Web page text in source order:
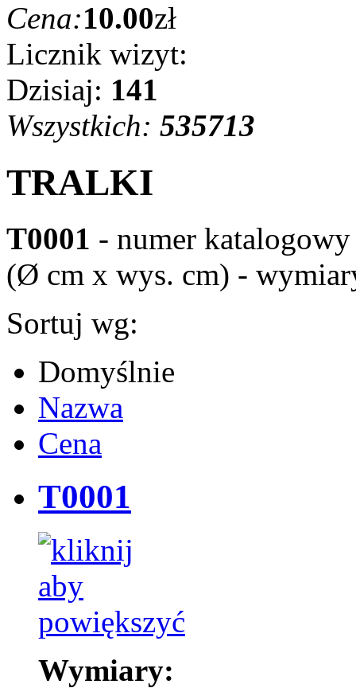
Cena:10.00zł
Licznik wizyt:
Dzisiaj: 141
Wszystkich: 535713
TRALKI
T0001 - numer katalogowy
(Ø cm x wys. cm) -
Sortuj wg:
Domyślnie
Nazwa
Cena
T0001
Wymiary: